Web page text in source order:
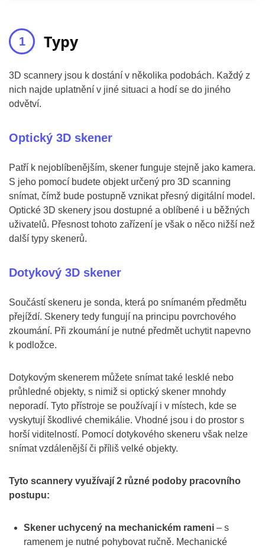
Typy
3D scannery jsou k dostání v několika podobách. Každý z
nich najde uplatnění v jiné situaci a hodí se do jiného
odvětví.
Optický 3D skener
Patří k nejoblíbenějším, skener funguje stejně jako kamera.
S jeho pomocí budete objekt určený pro 3D scanning
snímat, čímž bude postupně vznikat přesný digitální model.
Optické 3D skenery jsou dostupné a oblíbené i u běžných
uživatelů. Přesnost tohoto zařízení je však o něco nižší než
další typy skenerů.
Dotykový 3D skener
Součástí skeneru je sonda, která po snímaném předmětu
přejíždí. Skenery tedy fungují na principu povrchového
zkoumání. Při zkoumání je nutné předmět uchytit napevno
k podložce.
Dotykovým skenerem můžete snímat také lesklé nebo
průhledné objekty, s nimiž si optický skener mnohdy
neporadí. Tyto přístroje se používají i v místech, kde se
vyskytují škodlivé chemikálie. Vhodné jsou i do prostor s
horší viditelností. Pomocí dotykového skeneru však nelze
snímat vzdálenější či příliš velké objekty.
Tyto scannery využívají 2 různé podoby pracovního
postupu:
Skener uchycený na mechanickém rameni – s
ramenem je nutné pohybovat ručně. Mechanické